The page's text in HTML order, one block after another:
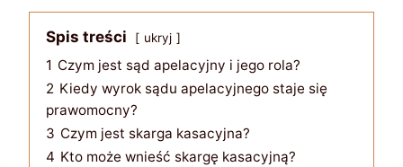
Spis treści ukryj
1 Czym jest sąd apelacyjny i jego rola?
2 Kiedy wyrok sądu apelacyjnego staje się
prawomocny?
3 Czym jest skarga kasacyjna?
4 Kto może wnieść skargę kasacyjną?